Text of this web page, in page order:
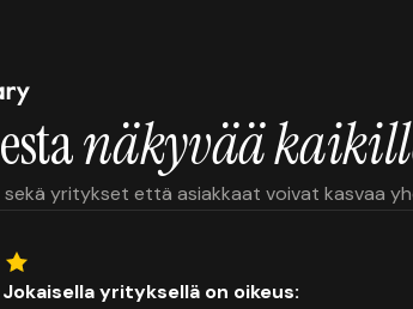
näkyvää
yritykset että asiakkaat voivat kasvaa
Jokaisella yrityksellä on oikeus: